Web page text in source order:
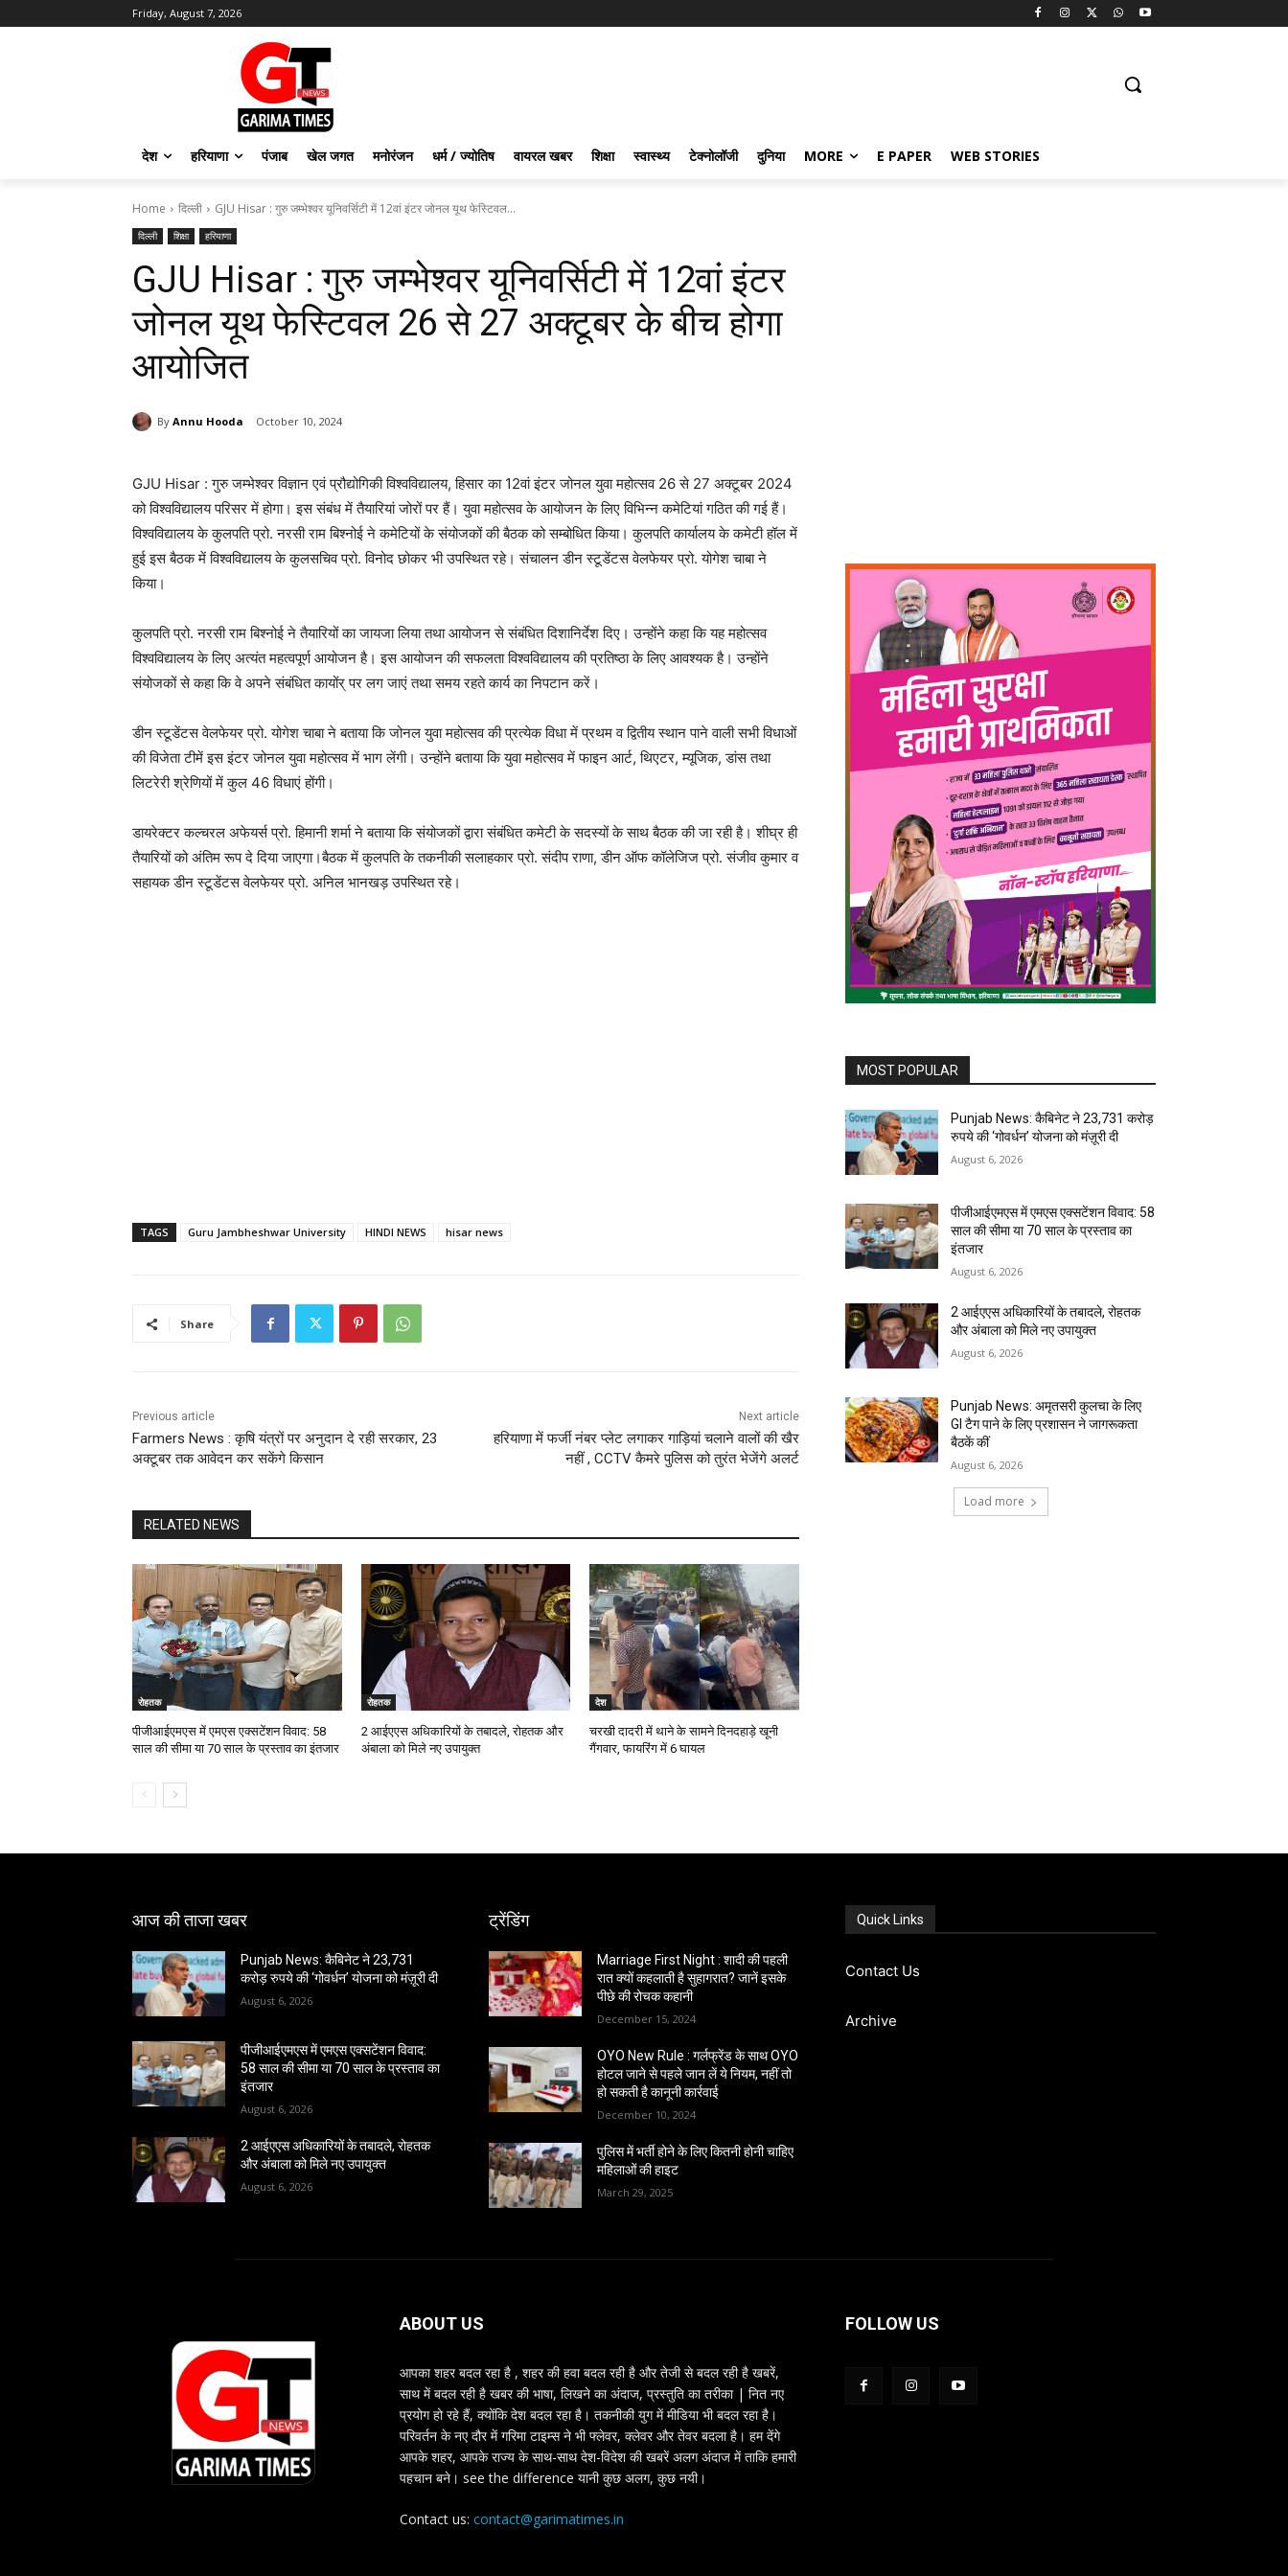
Friday, August 7, 2026
देश हरियाणा पंजाब खेल जगत मनोरंजन धर्म / ज्योतिष वायरल खबर शिक्षा स्वास्थ्य टेक्नोलॉजी दुनिया MORE E PAPER WEB STORIES
Home दिल्ली GJU Hisar : गुरु जम्भेश्वर यूनिवर्सिटी में 12वां इंटर जोनल यूथ फेस्टिवल...
दिल्ली शिक्षा हरियाणा
GJU Hisar : गुरु जम्भेश्वर यूनिवर्सिटी में 12वां इंटर
जोनल यूथ फेस्टिवल 26 से 27 अक्टूबर के बीच होगा
आयोजित
By Annu Hooda October 10, 2024
GJU Hisar : गुरु जम्भेश्वर विज्ञान एवं प्रौद्योगिकी विश्वविद्यालय, हिसार का 12वां इंटर जोनल युवा महोत्सव 26 से 27 अक्टूबर 2024
को विश्वविद्यालय परिसर में होगा। इस संबंध में तैयारियां जोरों पर हैं। युवा महोत्सव के आयोजन के लिए विभिन्न कमेटियां गठित की गई हैं।
विश्वविद्यालय के कुलपति प्रो. नरसी राम बिश्नोई ने कमेटियों के संयोजकों की बैठक को सम्बोधित किया। कुलपति कार्यालय के कमेटी हॉल में
हुई इस बैठक में विश्वविद्यालय के कुलसचिव प्रो. विनोद छोकर भी उपस्थित रहे। संचालन डीन स्टूडेंटस वेलफेयर प्रो. योगेश चाबा ने
किया।
कुलपति प्रो. नरसी राम बिश्नोई ने तैयारियों का जायजा लिया तथा आयोजन से संबंधित दिशानिर्देश दिए। उन्होंने कहा कि यह महोत्सव
विश्वविद्यालय के लिए अत्यंत महत्वपूर्ण आयोजन है। इस आयोजन की सफलता विश्वविद्यालय की प्रतिष्ठा के लिए आवश्यक है। उन्होंने
संयोजकों से कहा कि वे अपने संबंधित कायोंर् पर लग जाएं तथा समय रहते कार्य का निपटान करें।
डीन स्टूडेंटस वेलफेयर प्रो. योगेश चाबा ने बताया कि जोनल युवा महोत्सव की प्रत्येक विधा में प्रथम व द्वितीय स्थान पाने वाली सभी विधाओं
की विजेता टीमें इस इंटर जोनल युवा महोत्सव में भाग लेंगी। उन्होंने बताया कि युवा महोत्सव में फाइन आर्ट, थिएटर, म्यूजिक, डांस तथा
लिटरेरी श्रेणियों में कुल 46 विधाएं होंगी।
डायरेक्टर कल्चरल अफेयर्स प्रो. हिमानी शर्मा ने बताया कि संयोजकों द्वारा संबंधित कमेटी के सदस्यों के साथ बैठक की जा रही है। शीघ्र ही
तैयारियों को अंतिम रूप दे दिया जाएगा।बैठक में कुलपति के तकनीकी सलाहकार प्रो. संदीप राणा, डीन ऑफ कॉलेजिज प्रो. संजीव कुमार व
सहायक डीन स्टूडेंटस वेलफेयर प्रो. अनिल भानखड़ उपस्थित रहे।
TAGS Guru Jambheshwar University HINDI NEWS hisar news
Share
Previous article
Farmers News : कृषि यंत्रों पर अनुदान दे रही सरकार, 23
अक्टूबर तक आवेदन कर सकेंगे किसान
Next article
हरियाणा में फर्जी नंबर प्लेट लगाकर गाड़ियां चलाने वालों की खैर
नहीं , CCTV कैमरे पुलिस को तुरंत भेजेंगे अलर्ट
RELATED NEWS
रोहतक
पीजीआईएमएस में एमएस एक्सटेंशन विवाद: 58
साल की सीमा या 70 साल के प्रस्ताव का इंतजार
रोहतक
2 आईएएस अधिकारियों के तबादले, रोहतक और
अंबाला को मिले नए उपायुक्त
देश
चरखी दादरी में थाने के सामने दिनदहाड़े खूनी
गैंगवार, फायरिंग में 6 घायल
MOST POPULAR
Punjab News: कैबिनेट ने 23,731 करोड़
रुपये की ‘गोवर्धन’ योजना को मंज़ूरी दी
August 6, 2026
पीजीआईएमएस में एमएस एक्सटेंशन विवाद: 58
साल की सीमा या 70 साल के प्रस्ताव का
इंतजार
August 6, 2026
2 आईएएस अधिकारियों के तबादले, रोहतक
और अंबाला को मिले नए उपायुक्त
August 6, 2026
Punjab News: अमृतसरी कुलचा के लिए
GI टैग पाने के लिए प्रशासन ने जागरूकता
बैठकें कीं
August 6, 2026
Load more
आज की ताजा खबर
Punjab News: कैबिनेट ने 23,731
करोड़ रुपये की ‘गोवर्धन’ योजना को मंज़ूरी दी
August 6, 2026
पीजीआईएमएस में एमएस एक्सटेंशन विवाद:
58 साल की सीमा या 70 साल के प्रस्ताव का
इंतजार
August 6, 2026
2 आईएएस अधिकारियों के तबादले, रोहतक
और अंबाला को मिले नए उपायुक्त
August 6, 2026
ट्रेंडिंग
Marriage First Night : शादी की पहली
रात क्यों कहलाती है सुहागरात? जानें इसके
पीछे की रोचक कहानी
December 15, 2024
OYO New Rule : गर्लफ्रेंड के साथ OYO
होटल जाने से पहले जान लें ये नियम, नहीं तो
हो सकती है कानूनी कार्रवाई
December 10, 2024
पुलिस में भर्ती होने के लिए कितनी होनी चाहिए
महिलाओं की हाइट
March 29, 2025
Quick Links
Contact Us
Archive
ABOUT US
आपका शहर बदल रहा है , शहर की हवा बदल रही है और तेजी से बदल रही है खबरें,
साथ में बदल रही है खबर की भाषा, लिखने का अंदाज, प्रस्तुति का तरीका | नित नए
प्रयोग हो रहे हैं, क्योंकि देश बदल रहा है। तकनीकी युग में मीडिया भी बदल रहा है।
परिवर्तन के नए दौर में गरिमा टाइम्स ने भी फ्लेवर, क्लेवर और तेवर बदला है। हम देंगे
आपके शहर, आपके राज्य के साथ-साथ देश-विदेश की खबरें अलग अंदाज में ताकि हमारी
पहचान बने। see the difference यानी कुछ अलग, कुछ नयी।
Contact us: contact@garimatimes.in
FOLLOW US